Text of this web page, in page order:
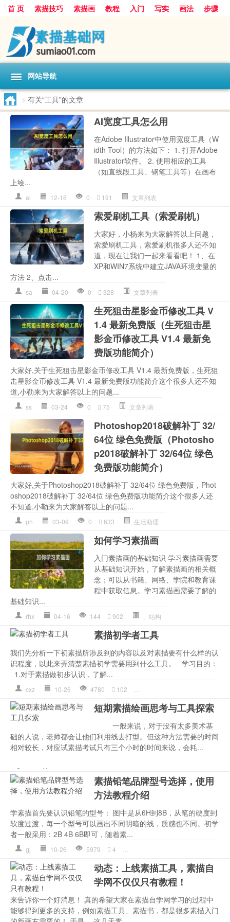
首 页 素描技巧 素描画 教程 入门 写实 画法
步骤
基础
超写实
网站导航
> 有关“工具”的文章
AI宽度工具怎么用
在Adobe Illustrator中使用宽度工具（W
idth Tool）的方法如下： 1. 打开Adobe
Illustrator软件。 2. 使用相应的工具
（如直线段工具、钢笔工具等）在画布
上绘...
ai 12-16 0 191 文章列表
索爱刷机工具（索爱刷机）
大家好，小杨来为大家解答以上问题，
索爱刷机工具，索爱刷机很多人还不知
道，现在让我们一起来看看吧！ 1、在
XP和WIN7系统中建立JAVA环境变量的
方法 2、点击...
sa 04-20 0 328 文章列表
生死狙击星影金币修改工具 V
1.4 最新免费版（生死狙击星
影金币修改工具 V1.4 最新免
费版功能简介）
大家好,关于生死狙击星影金币修改工具 V1.4 最新免费版，生死狙
击星影金币修改工具 V1.4 最新免费版功能简介这个很多人还不知
道,小勒来为大家解答以上的问题...
ss 03-24 0 75 文章列表
Photoshop2018破解补丁 32/
64位 绿色免费版（Photosho
p2018破解补丁 32/64位 绿色
免费版功能简介）
大家好,关于Photoshop2018破解补丁 32/64位 绿色免费版，Phot
oshop2018破解补丁 32/64位 绿色免费版功能简介这个很多人还
不知道,小勒来为大家解答以上的问题...
ph 03-09 0 633 生活助理
如何学习素描画
入门素描画的基础知识 学习素描画需要
从基础知识开始，了解素描画的相关概
念；可以从书籍、网络、学院和教育课
程中获取信息。学习素描画需要了解的
基础知识...
rhx 04-16 144 902 、结构
素描初学者工具
我们先分析一下初素描所涉及到的内容以及对素描要有什么样的认
识程度，以此来弄清楚素描初学需要用到什么工具。 学习目的：
1.对于素描做初步认识，了解...
cxz 10-26 4780 102
短期素描绘画思考与工具探索
一般来说，对于没有太多美术基
础的人说，老师都会让他们利用线去打型。但这种方法需要的时间
相对较长，对应试素描考试只有三个小时的时间来说，会耗...
素描铅笔品牌型号选择，使用
方法教程介绍
学素描首先要认识铅笔的型号： 图中是从6H到8B，从笔的硬度到
软度过渡，每一个型号可以画出不同明暗的线，质感也不同。初学
者一般采用：2B 4B 6B即可，随着素...
gj 10-26 5979 4
动态：上线素描工具，素描自
学网不仅仅只有教程！
来告诉你一个好消息！ 真的希望大家在素描自学网学习的过程中
能够得到更多的支持，例如素描工具、素描书，都是很多素描入门